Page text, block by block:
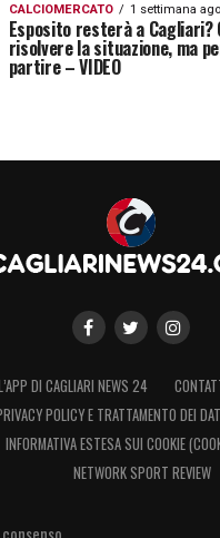
CALCIOMERCATO 1 settimana ago
Esposito resterà a Cagliari?
risolvere la situazione, ma
partire – VIDEO
DI CAGLIARI NEWS 24
POLICY E TRATTAMENTO DEI
INFORMATIVA ESTESA SUI COOKIE
NETWORK SPORT REVIEW